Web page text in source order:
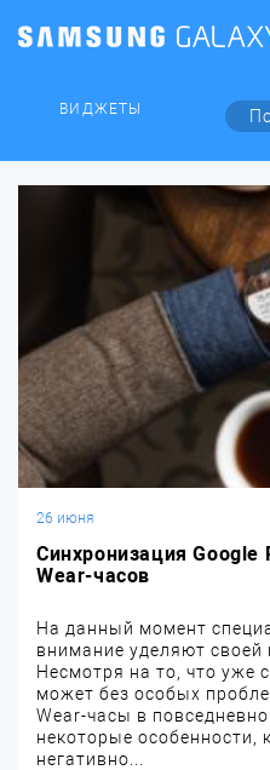
ВИДЖЕТЫ
26 июня
Синхронизация Google
Wear-часов
На данный момент
внимание уделяют своей
Несмотря на то, что
может без особых
Wear-часы в
некоторые особенности,
негативно...